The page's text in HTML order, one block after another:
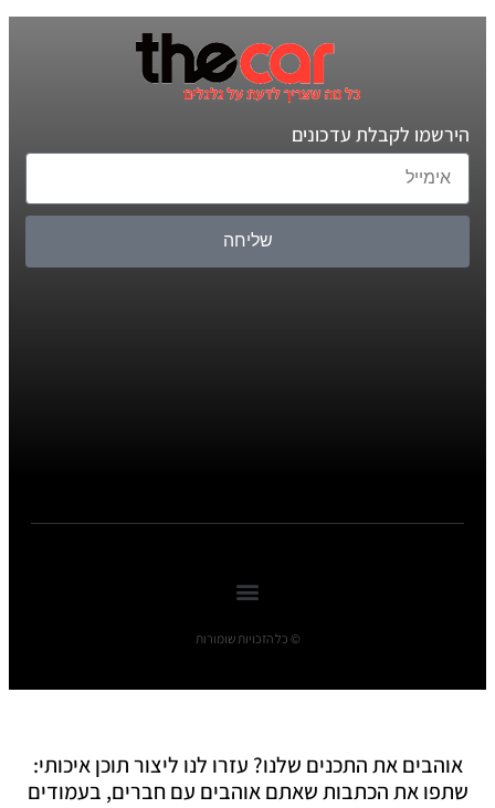
הירשמו לקבלת עדכונים
שליחה
© כל הזכויות שומורות
אוהבים את התכנים שלנו? עזרו לנו ליצור תוכן איכותי:
שתפו את הכתבות שאתם אוהבים עם חברים, בעמודים